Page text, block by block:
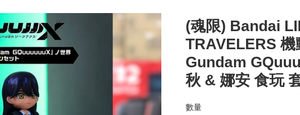
(魂限) Bandai
TRAVELERS 機
Gundam
秋 & 娜安 食玩
數量